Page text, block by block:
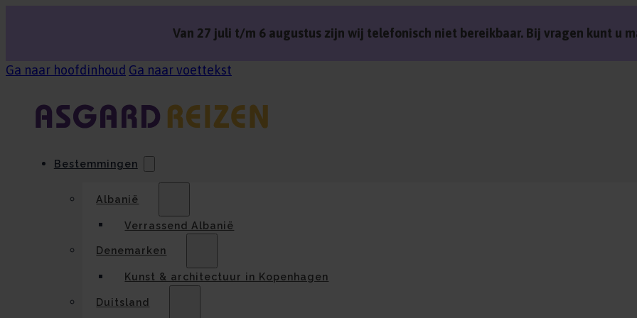
Van 27 juli t/m 6 augustus zijn wij telefonisch niet bereikbaar. Bij vragen kunt u
Ga naar hoofdinhoud Ga naar voettekst
Bestemmingen
Albanië
Verrassend Albanië
Denemarken
Kunst & architectuur in Kopenhagen
Duitsland